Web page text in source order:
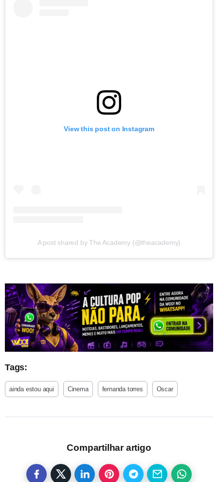
View this post on Instagram
A post shared by The Academy (@theacademy)
Tags:
ainda estou aqui Cinema fernanda torres Oscar
Compartilhar artigo